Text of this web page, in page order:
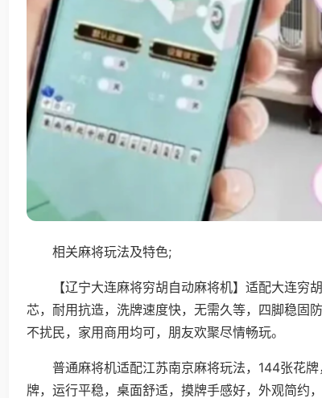
相关麻将玩法及特色;
【辽宁大连麻将穷胡自动麻将机】适配大连
芯，耐用抗造，洗牌速度快，无需久等，四脚稳固
不扰民，家用商用均可，朋友欢聚尽情畅玩。
普通麻将机适配江苏南京麻将玩法，144张花
牌，运行平稳，桌面舒适，摸牌手感好，外观简约